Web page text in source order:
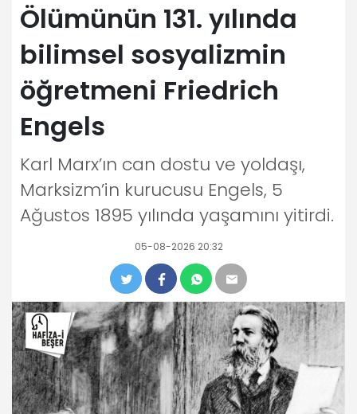
Ölümünün 131. yılında
bilimsel sosyalizmin
öğretmeni Friedrich
Engels
Karl Marx’ın can dostu ve yoldaşı,
Marksizm’in kurucusu Engels, 5
Ağustos 1895 yılında yaşamını yitirdi.
05-08-2026 20:32